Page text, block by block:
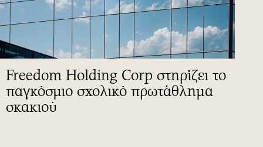
Freedom Holding Corp στηρίζει το
παγκόσμιο σχολικό πρωτάθλημα
σκακιού